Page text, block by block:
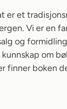
er et
Vi er en
og
om
finner boken